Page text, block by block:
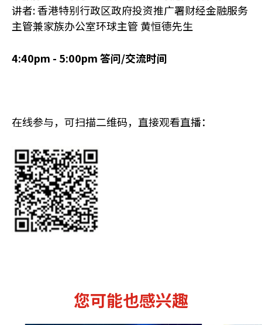
讲者: 香港特别行政区政府投资推广署财经金融服务
主管兼家族办公室环球主管 黄恒德先生
4:40pm - 5:00pm 答问/交流时间
在线参与，可扫描二维码，直接观看直播：
您可能也感兴趣